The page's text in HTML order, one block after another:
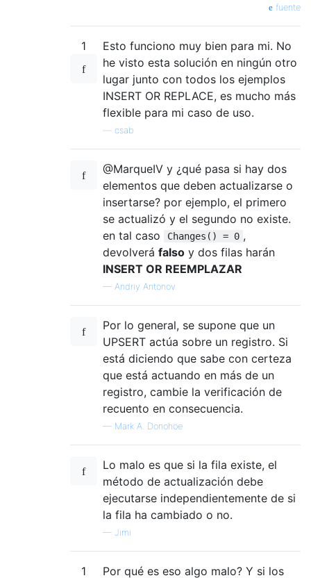
fuente
1
Esto funciono muy bien para mi. No
he visto esta solución en ningún otro
lugar junto con todos los ejemplos
INSERT OR REPLACE, es mucho más
flexible para mi caso de uso.
csab
@MarqueIV y ¿qué pasa si hay dos
elementos que deben actualizarse o
insertarse? por ejemplo, el primero
se actualizó y el segundo no existe.
en tal caso
Changes() = 0 ,
devolverá falso y dos filas harán
INSERT OR REEMPLAZAR
— Andriy Antonov
Por lo general, se supone que un
UPSERT actúa sobre un registro. Si
está diciendo que sabe con certeza
que está actuando en más de un
registro, cambie la verificación de
recuento en consecuencia.
— Mark A. Donohoe
Lo malo es que si la fila existe, el
método de actualización debe
ejecutarse independientemente de si
la fila ha cambiado o no.
— Jimi
1
Por qué es eso algo malo? Y si los